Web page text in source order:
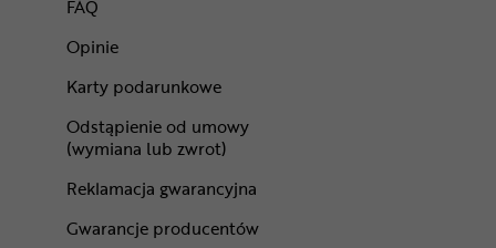
FAQ
Opinie
Karty podarunkowe
Odstąpienie od umowy
(wymiana lub zwrot)
Reklamacja gwarancyjna
Gwarancje producentów